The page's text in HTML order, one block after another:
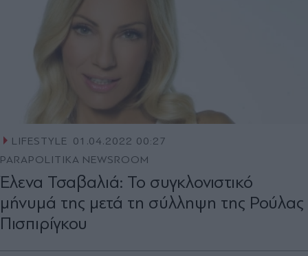
LIFESTYLE 01.04.2022 00:27
PARAPOLITIKA NEWSROOM
Έλενα Τσαβαλιά: Το συγκλονιστικό
μήνυμά της μετά τη σύλληψη της Ρούλας
Πισπιρίγκου